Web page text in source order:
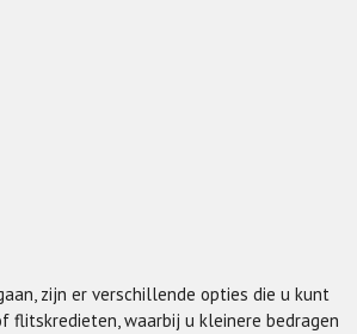
zijn er verschillende opties die u kunt
flitskredieten, waarbij u kleinere bedragen